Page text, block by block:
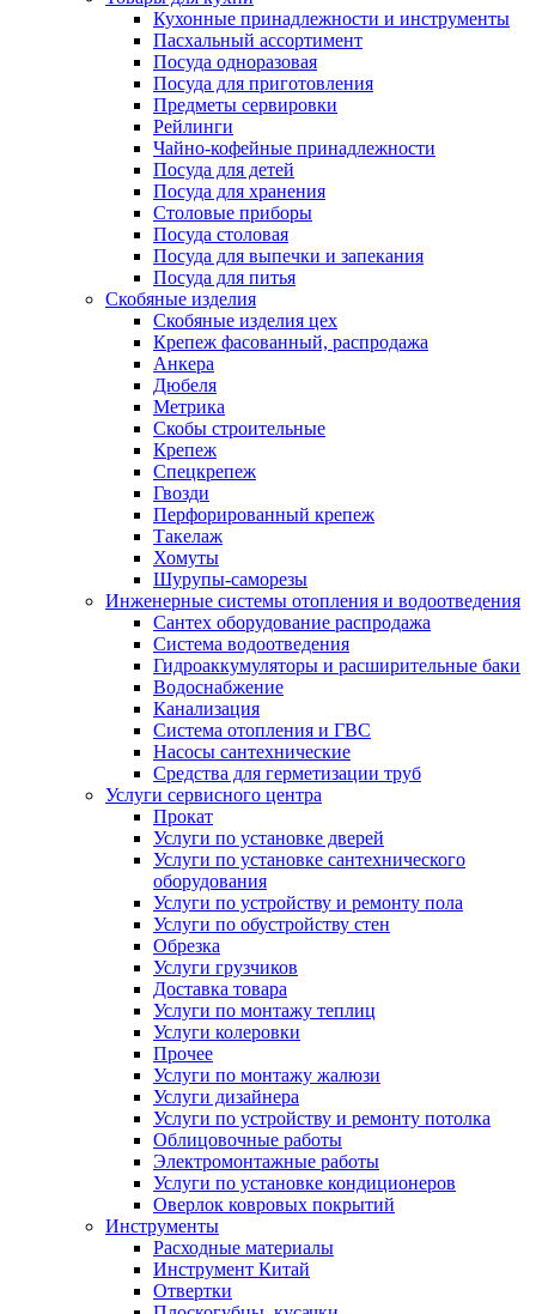
Кухонные принадлежности и инструменты
Пасхальный ассортимент
Посуда одноразовая
Посуда для приготовления
Предметы сервировки
Рейлинги
Чайно-кофейные принадлежности
Посуда для детей
Посуда для хранения
Столовые приборы
Посуда столовая
Посуда для выпечки и запекания
Посуда для питья
Скобяные изделия
Скобяные изделия цех
Крепеж фасованный, распродажа
Анкера
Дюбеля
Метрика
Скобы строительные
Крепеж
Спецкрепеж
Гвозди
Перфорированный крепеж
Такелаж
Хомуты
Шурупы-саморезы
Инженерные системы отопления и водоотведения
Сантех оборудование распродажа
Система водоотведения
Гидроаккумуляторы и расширительные баки
Водоснабжение
Канализация
Система отопления и ГВС
Насосы сантехнические
Средства для герметизации труб
Услуги сервисного центра
Прокат
Услуги по установке дверей
Услуги по установке сантехнического
оборудования
Услуги по устройству и ремонту пола
Услуги по обустройству стен
Обрезка
Услуги грузчиков
Доставка товара
Услуги по монтажу теплиц
Услуги колеровки
Прочее
Услуги по монтажу жалюзи
Услуги дизайнера
Услуги по устройству и ремонту потолка
Облицовочные работы
Электромонтажные работы
Услуги по установке кондиционеров
Оверлок ковровых покрытий
Инструменты
Расходные материалы
Инструмент Китай
Отвертки